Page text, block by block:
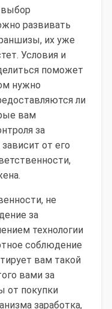
развивать
их уже
Условия и
поможет
нужно
ли
вам
за
от его
не
за
технологии
соблюдение
вам такой
вами за
от покупки
заработка,